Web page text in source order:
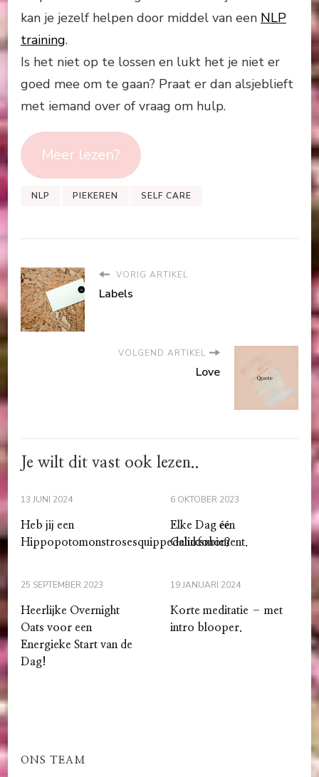
kan je jezelf helpen door middel van een NLP
training.
Is het niet op te lossen en lukt het je niet er
goed mee om te gaan? Praat er dan alsjeblieft
met iemand over of vraag om hulp.
Meer lezen?
NLP PIEKEREN SELF CARE
VORIG ARTIKEL
Labels
VOLGEND ARTIKEL
Love
Je wilt dit vast ook lezen..
13 JUNI 2024
Heb jij een
Hippopotomonstrosesquippedaliofobie?
6 OKTOBER 2023
Elke Dag één
Geluksmoment.
25 SEPTEMBER 2023
Heerlijke Overnight
Oats voor een
Energieke Start van de
Dag!
19 JANUARI 2024
Korte meditatie – met
intro blooper.
ONS TEAM